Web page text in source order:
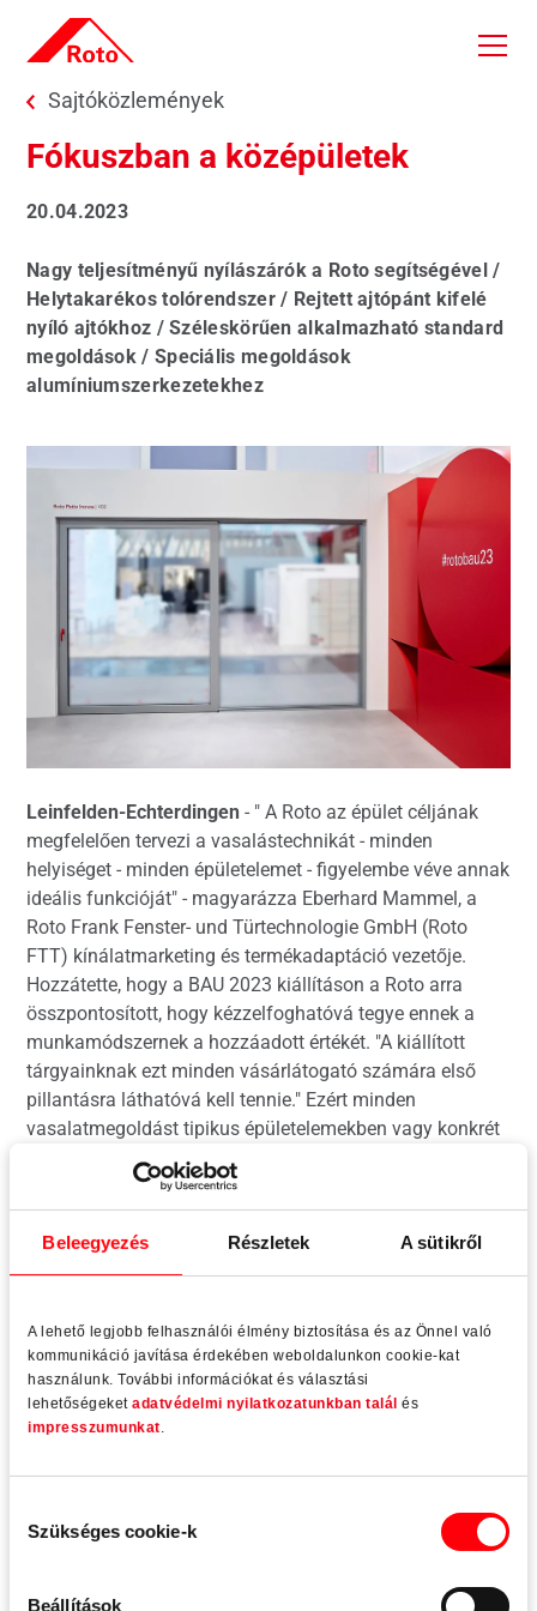
Beleegyezés Részletek A sütikről
A lehető legjobb felhasználói élmény biztosítása és az Önnel való
kommunikáció javítása érdekében weboldalunkon cookie-kat
használunk. További információkat és választási
lehetőségeket adatvédelmi nyilatkozatunkban talál és
impresszumunkat
kiválasztása
Szükséges cookie-k
Beállítások
Skip to main content
You are here:
Sajtóközlemények
Fókuszban a középületek
20.04.2023
Nagy teljesítményű nyílászárók a Roto segítségével /
Helytakarékos tolórendszer / Rejtett ajtópánt kifelé
nyíló ajtókhoz / Széleskörűen alkalmazható standard
megoldások / Speciális megoldások
alumíniumszerkezetekhez
Leinfelden-Echterdingen - " A Roto az épület céljának
megfelelően tervezi a vasalástechnikát - minden
helyiséget - minden épületelemet - figyelembe véve annak
ideális funkcióját" - magyarázza Eberhard Mammel, a
Roto Frank Fenster- und Türtechnologie GmbH (Roto
FTT) kínálatmarketing és termékadaptáció vezetője.
Hozzátette, hogy a BAU 2023 kiállításon a Roto arra
összpontosított, hogy kézzelfoghatóvá tegye ennek a
munkamódszernek a hozzáadott értékét. "A kiállított
tárgyainknak ezt minden vásárlátogató számára első
pillantásra láthatóvá kell tennie." Ezért minden
vasalatmegoldást tipikus épületelemekben vagy konkrét
épület- és helyiséghelyzetekben mutatunk be.